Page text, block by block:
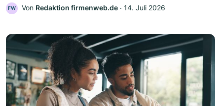
FW Von Redaktion firmenweb.de ‧ 14. Juli 2026